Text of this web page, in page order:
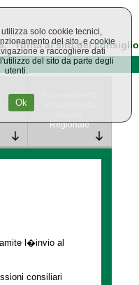
Torna al sito del consiglio
Regionale
l�invio al
consiliari
solo cookie tecnici,
del sito, e cookie
e raccogliere dati
del sito da parte degli
utenti.
Ok